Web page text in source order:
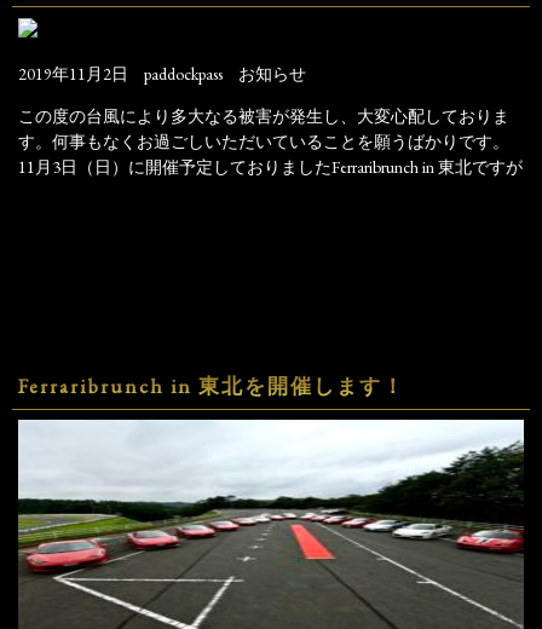
2019年11月2日 paddockpass
お知らせ
この度の台風により多大なる被害が発生し、大変心配しておりま
す。何事もなくお過ごしいただいていることを願うばかりです。
11月3日（日）に開催予定しておりましたFerraribrunch in 東北ですが
Ferraribrunch in 東北を開催します！